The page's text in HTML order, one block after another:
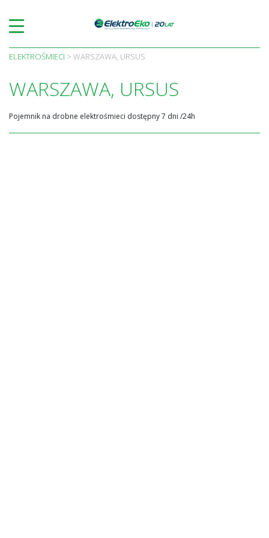
content
ELEKTROŚMIECI > WARSZAWA, URSUS
WARSZAWA, URSUS
Pojemnik na drobne elektrośmieci dostępny 7 dni /24h